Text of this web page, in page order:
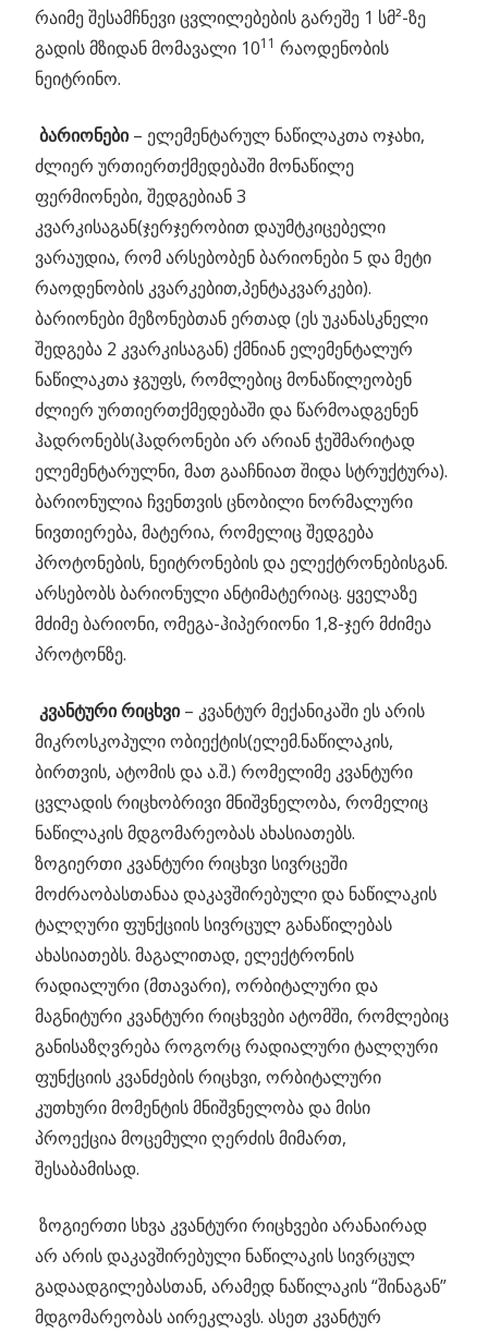
რაიმე შესამჩნევი ცვლილებების გარეშე 1 სმ²-ზე
გადის მზიდან მომავალი 1011 რაოდენობის
ნეიტრინო.
ბარიონები– ელემენტარულ ნაწილაკთა ოჯახი,
ძლიერ ურთიერთქმედებაში მონაწილე
ფერმიონები, შედგებიან 3
კვარკისაგან(ჯერჯერობით დაუმტკიცებელი
ვარაუდია, რომ არსებობენ ბარიონები 5 და მეტი
რაოდენობის კვარკებით,პენტაკვარკები).
ბარიონები მეზონებთან ერთად (ეს უკანასკნელი
შედგება 2 კვარკისაგან) ქმნიან ელემენტალურ
ნაწილაკთა ჯგუფს, რომლებიც მონაწილეობენ
ძლიერ ურთიერთქმედებაში და წარმოადგენენ
ჰადრონებს(ჰადრონები არ არიან ჭეშმარიტად
ელემენტარულნი, მათ გააჩნიათ შიდა სტრუქტურა).
ბარიონულია ჩვენთვის ცნობილი ნორმალური
ნივთიერება, მატერია, რომელიც შედგება
პროტონების, ნეიტრონების და ელექტრონებისგან.
არსებობს ბარიონული ანტიმატერიაც. ყველაზე
მძიმე ბარიონი, ომეგა-ჰიპერიონი 1,8-ჯერ მძიმეა
პროტონზე.
კვანტურირიცხვი– კვანტურ მექანიკაში ეს არის
მიკროსკოპული ობიექტის(ელემ.ნაწილაკის,
ბირთვის, ატომის და ა.შ.) რომელიმე კვანტური
ცვლადის რიცხობრივი მნიშვნელობა, რომელიც
ნაწილაკის მდგომარეობას ახასიათებს.
ზოგიერთი კვანტური რიცხვი სივრცეში
მოძრაობასთანაა დაკავშირებული და ნაწილაკის
ტალღური ფუნქციის სივრცულ განაწილებას
ახასიათებს. მაგალითად, ელექტრონის
რადიალური (მთავარი), ორბიტალური და
მაგნიტური კვანტური რიცხვები ატომში, რომლებიც
განისაზღვრება როგორც რადიალური ტალღური
ფუნქციის კვანძების რიცხვი, ორბიტალური
კუთხური მომენტის მნიშვნელობა და მისი
პროექცია მოცემული ღერძის მიმართ,
შესაბამისად.
ზოგიერთი სხვა კვანტური რიცხვები არანაირად
არ არის დაკავშირებული ნაწილაკის სივრცულ
გადაადგილებასთან, არამედ ნაწილაკის “შინაგან”
მდგომარეობას აირეკლავს. ასეთ კვანტურ